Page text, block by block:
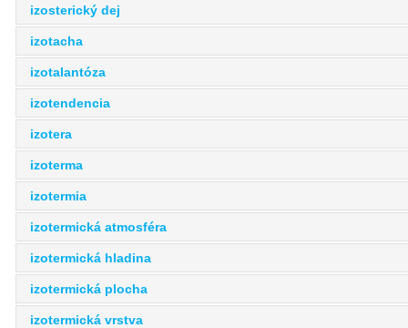
izosterický dej
izotacha
izotalantóza
izotendencia
izotera
izoterma
izotermia
izotermická atmosféra
izotermická hladina
izotermická plocha
izotermická vrstva